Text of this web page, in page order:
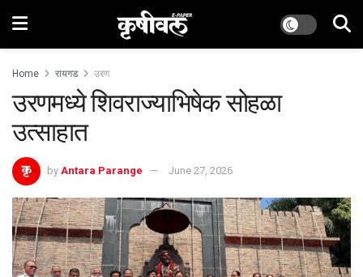
Home रायगड उरण
उरणमध्ये शिवराज्याभिषेक सोहळा
उत्साहात
by Antara Parange June 27, 2026